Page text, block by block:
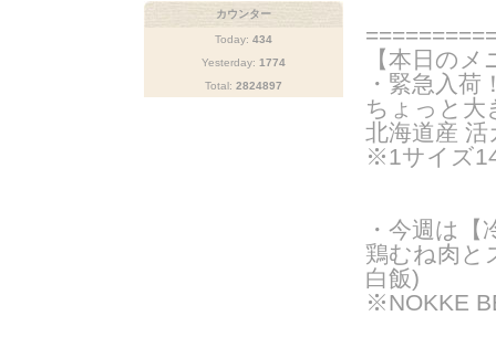
【本日のメ
・緊急入荷
ちょっと大
北海道産
※1サイズ
・今週は
鶏むね肉と
白飯)
※NOKKE
カウンター
Today: 434
Yesterday: 1774
Total: 2824897